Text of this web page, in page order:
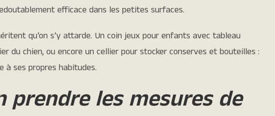
efficace dans les petites surfaces.
qu’on s’y attarde. Un coin jeux pour enfants avec tableau
du chien, ou encore un cellier pour stocker conserves et bouteilles :
à ses propres habitudes.
prendre les mesures de